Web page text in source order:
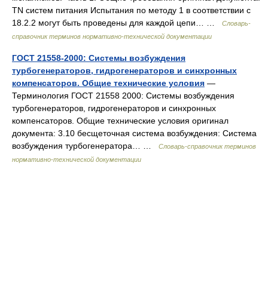
TN систем питания Испытания по методу 1 в соответствии с
18.2.2 могут быть проведены для каждой цепи… …
Словарь-
справочник терминов нормативно-технической документации
ГОСТ 21558-2000: Системы возбуждения
турбогенераторов, гидрогенераторов и синхронных
компенсаторов. Общие технические условия —
Терминология ГОСТ 21558 2000: Системы возбуждения
турбогенераторов, гидрогенераторов и синхронных
компенсаторов. Общие технические условия оригинал
документа: 3.10 бесщеточная система возбуждения: Система
возбуждения турбогенератора… …
Словарь-справочник терминов
нормативно-технической документации